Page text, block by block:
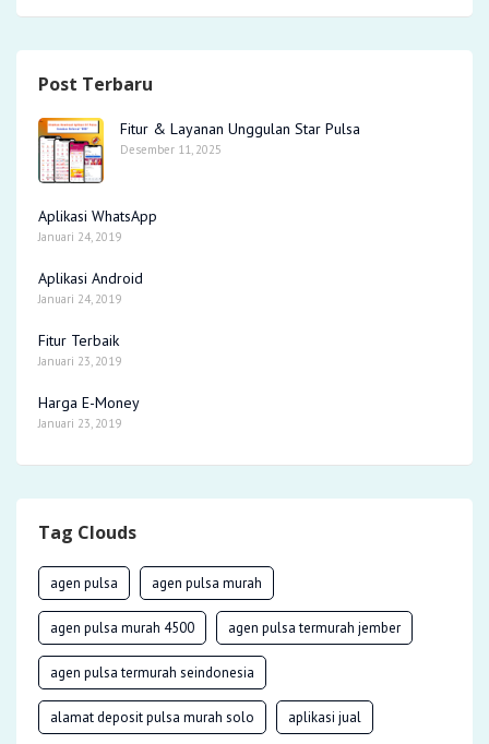
Post Terbaru
Fitur & Layanan Unggulan Star Pulsa
Desember 11, 2025
Aplikasi WhatsApp
Januari 24, 2019
Aplikasi Android
Januari 24, 2019
Fitur Terbaik
Januari 23, 2019
Harga E-Money
Januari 23, 2019
Tag Clouds
agen pulsa agen pulsa murah
agen pulsa murah 4500 agen pulsa termurah jember
agen pulsa termurah seindonesia
alamat deposit pulsa murah solo aplikasi jual